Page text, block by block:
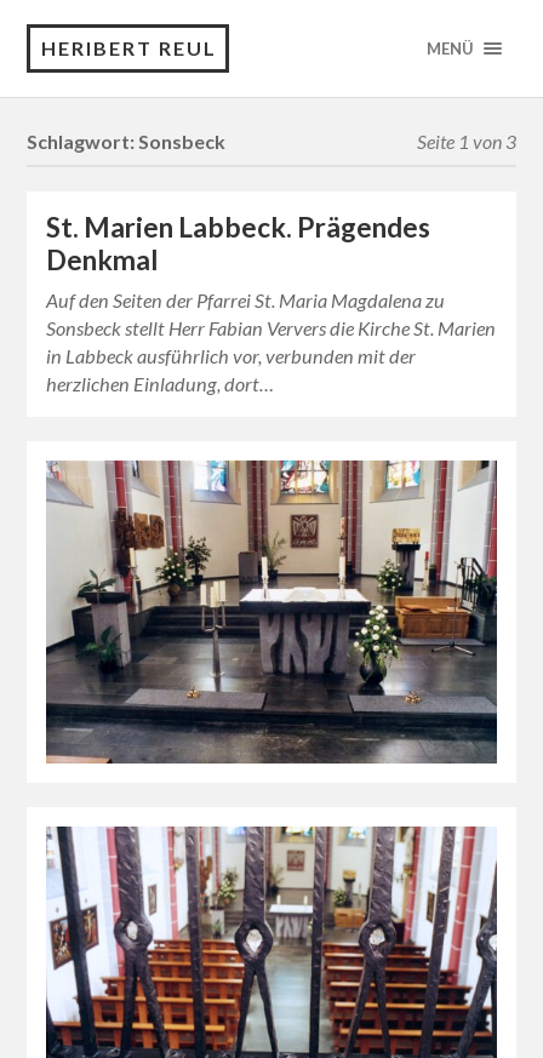
HERIBERT REUL MENÜ
Schlagwort:Sonsbeck Seite 1 von 3
St. Marien Labbeck. Prägendes
Denkmal
Auf den Seiten der Pfarrei St. Maria Magdalena zu
Sonsbeck stellt Herr Fabian Ververs die Kirche St. Marien
in Labbeck ausführlich vor, verbunden mit der
herzlichen Einladung, dort…